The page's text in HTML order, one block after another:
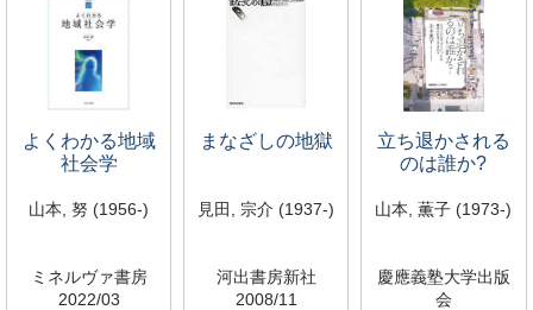
WT/155/N-1
S110284
新着資料
所蔵中
大宮館
WT/155/N
大宮館
WT/155/N
S110282
新着資料
所蔵中
大宮館
よくわかる地域
社会学
山本, 努 (1956-)
ミネルヴァ書房
2022/03
まなざしの地獄
見田, 宗介 (1937-)
河出書房新社
2008/11
立ち退かされる
のは誰か?
山本, 薫子 (1973-)
慶應義塾大学出版
会